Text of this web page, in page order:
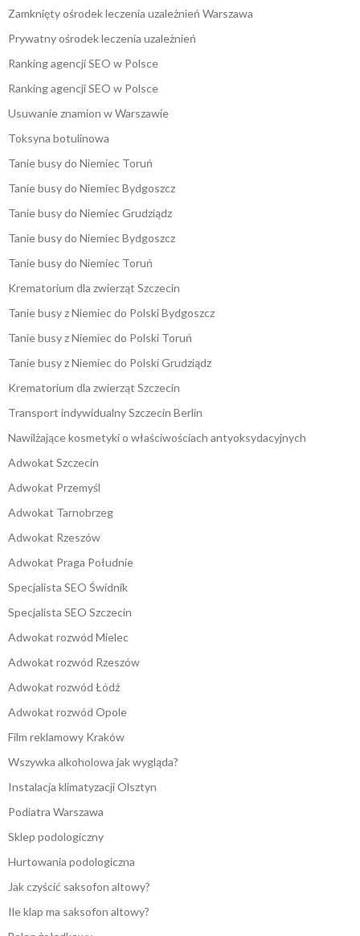
Zamknięty ośrodek leczenia uzależnień Warszawa
Prywatny ośrodek leczenia uzależnień
Ranking agencji SEO w Polsce
Ranking agencji SEO w Polsce
Usuwanie znamion w Warszawie
Toksyna botulinowa
Tanie busy do Niemiec Toruń
Tanie busy do Niemiec Bydgoszcz
Tanie busy do Niemiec Grudziądz
Tanie busy do Niemiec Bydgoszcz
Tanie busy do Niemiec Toruń
Krematorium dla zwierząt Szczecin
Tanie busy z Niemiec do Polski Bydgoszcz
Tanie busy z Niemiec do Polski Toruń
Tanie busy z Niemiec do Polski Grudziądz
Krematorium dla zwierząt Szczecin
Transport indywidualny Szczecin Berlin
Nawilżające kosmetyki o właściwościach antyoksydacyjnych
Adwokat Szczecin
Adwokat Przemyśl
Adwokat Tarnobrzeg
Adwokat Rzeszów
Adwokat Praga Południe
Specjalista SEO Świdnik
Specjalista SEO Szczecin
Adwokat rozwód Mielec
Adwokat rozwód Rzeszów
Adwokat rozwód Łódź
Adwokat rozwód Opole
Film reklamowy Kraków
Wszywka alkoholowa jak wygląda?
Instalacja klimatyzacji Olsztyn
Podiatra Warszawa
Sklep podologiczny
Hurtowania podologiczna
Jak czyścić saksofon altowy?
Ile klap ma saksofon altowy?